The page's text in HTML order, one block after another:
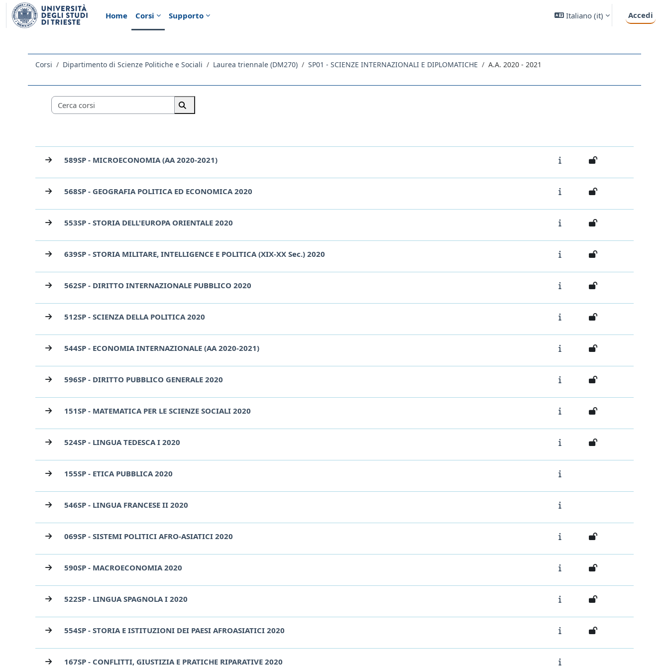
Vai al contenuto principale
Home
Corsi Supporto Italiano ‎(it)‎ Accedi
Corsi Dipartimento di Scienze Politiche e Sociali Laurea triennale (DM270) SP01 - SCIENZE INTERNAZIONALI E DIPLOMATICHE A.A. 2020 - 2021
Categorie di corso
Cerca corsi
Cerca corsi
589SP - MICROECONOMIA (AA 2020-2021)
568SP - GEOGRAFIA POLITICA ED ECONOMICA 2020
553SP - STORIA DELL'EUROPA ORIENTALE 2020
639SP - STORIA MILITARE, INTELLIGENCE E POLITICA (XIX-XX Sec.) 2020
562SP - DIRITTO INTERNAZIONALE PUBBLICO 2020
512SP - SCIENZA DELLA POLITICA 2020
544SP - ECONOMIA INTERNAZIONALE (AA 2020-2021)
596SP - DIRITTO PUBBLICO GENERALE 2020
151SP - MATEMATICA PER LE SCIENZE SOCIALI 2020
524SP - LINGUA TEDESCA I 2020
155SP - ETICA PUBBLICA 2020
546SP - LINGUA FRANCESE II 2020
069SP - SISTEMI POLITICI AFRO-ASIATICI 2020
590SP - MACROECONOMIA 2020
522SP - LINGUA SPAGNOLA I 2020
554SP - STORIA E ISTITUZIONI DEI PAESI AFROASIATICI 2020
167SP - CONFLITTI, GIUSTIZIA E PRATICHE RIPARATIVE 2020